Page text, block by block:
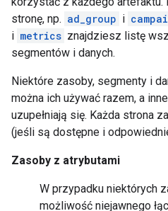
stronę, np. ad_group i
i metrics znajdziesz listę
segmentów i danych.
Niektóre zasoby, segmenty i
można ich używać razem, a
uzupełniają się. Każda strona
(jeśli są dostępne i
Zasoby z atrybutami
W przypadku niektórych
możliwość niejawnego